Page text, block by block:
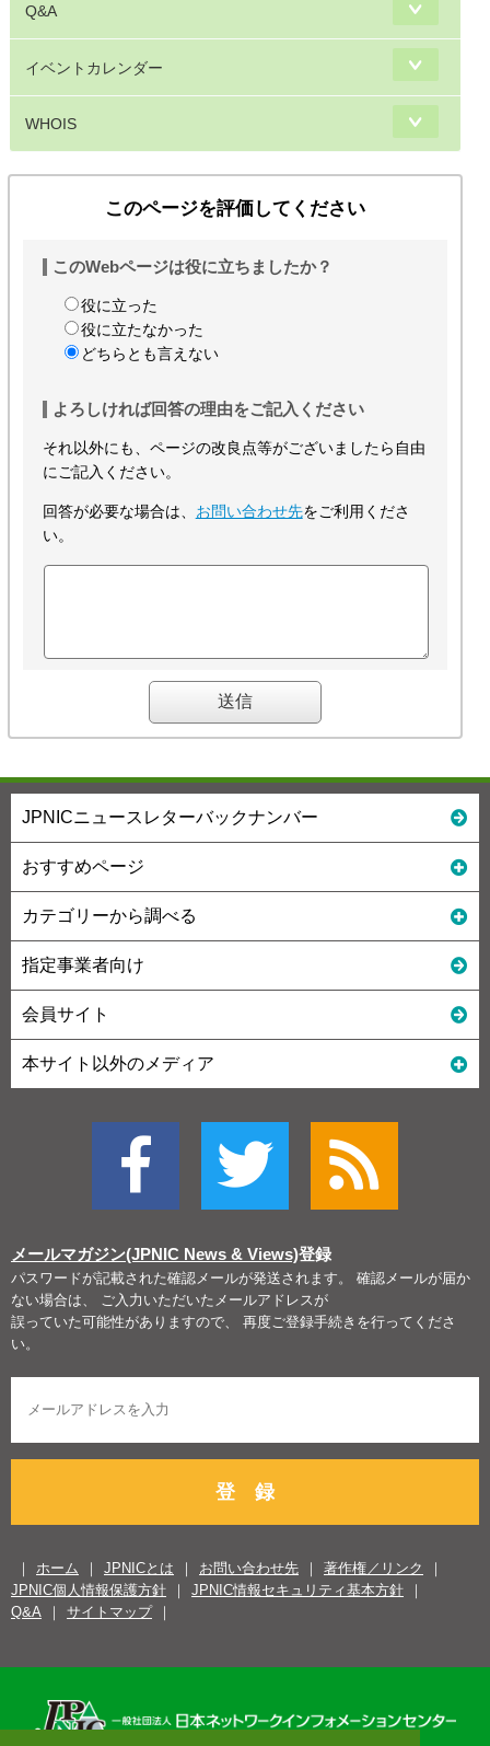
Q&A
イベントカレンダー
WHOIS
このページを評価してください
このWebページは役に立ちましたか？
役に立った
役に立たなかった
どちらとも言えない
よろしければ回答の理由をご記入ください
それ以外にも、ページの改良点等がございましたら自由
にご記入ください。
回答が必要な場合は、 お問い合わせ先をご利用くださ
い。
JPNICニュースレターバックナンバー
おすすめページ
カテゴリーから調べる
指定事業者向け
会員サイト
本サイト以外のメディア
メールマガジン(JPNIC News & Views)登録
パスワードが記載された確認メールが発送されます。 確認メールが届か
ない場合は、 ご入力いただいたメールアドレスが
誤っていた可能性がありますので、 再度ご登録手続きを行ってくださ
い。
登 録
ホーム JPNICとは お問い合わせ先
著作権／リンク
JPNIC個人情報保護方針
JPNIC情報セキュリティ基本方針
Q&A
サイトマップ